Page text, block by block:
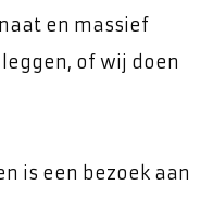
en massief
of wij doen
is een bezoek aan